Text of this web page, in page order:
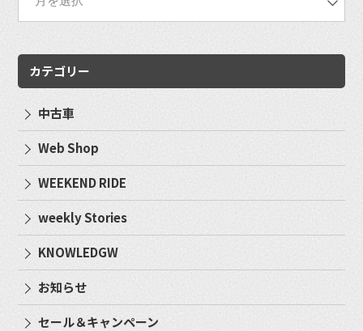
カテゴリー
中古車
Web Shop
WEEKEND RIDE
weekly Stories
KNOWLEDGW
お知らせ
セール＆キャンペーン